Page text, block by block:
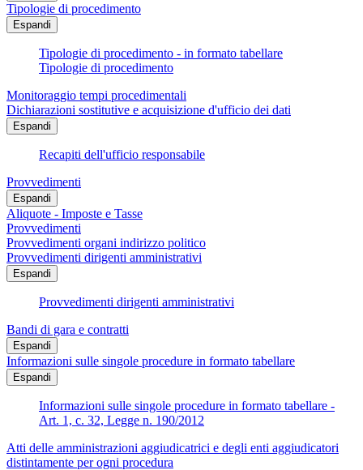
Tipologie di procedimento
Espandi
Tipologie di procedimento - in formato tabellare
Tipologie di procedimento
Monitoraggio tempi procedimentali
Dichiarazioni sostitutive e acquisizione d'ufficio dei dati
Espandi
Recapiti dell'ufficio responsabile
Provvedimenti
Espandi
Aliquote - Imposte e Tasse
Provvedimenti
Provvedimenti organi indirizzo politico
Provvedimenti dirigenti amministrativi
Espandi
Provvedimenti dirigenti amministrativi
Bandi di gara e contratti
Espandi
Informazioni sulle singole procedure in formato tabellare
Espandi
Informazioni sulle singole procedure in formato tabellare -
Art. 1, c. 32, Legge n. 190/2012
Atti delle amministrazioni aggiudicatrici e degli enti aggiudicatori
distintamente per ogni procedura